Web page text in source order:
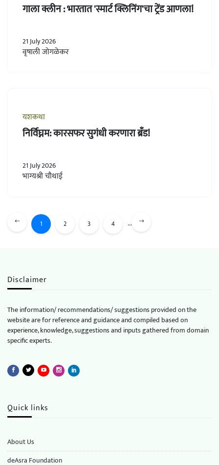
गाला क्लीन : भारतात 'स्मार्ट क्लिनिंग'चा ट्रेंड आणला!
21 July 2026
वृषाली जोगळेकर
यशकथा
निर्विघ्नम: कारसफर सुगंधी करणारा ब्रँड!
21 July 2026
भाग्यश्री चौथाई
1 2 3 4 ...
Disclaimer
The information/ recommendations/ suggestions provided on the
website are for reference and guidance and compiled based on
experience, knowledge, suggestions and inputs gathered from domain
specific experts.
Quick links
About Us
deAsra Foundation